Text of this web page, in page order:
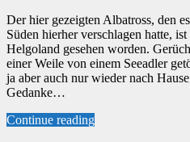
Der hier gezeigten Albatross, den
Süden hierher verschlagen hatte,
Helgoland gesehen worden.
einer Weile von einem Seeadler
ja aber auch nur wieder nach
Gedanke…
Continue reading